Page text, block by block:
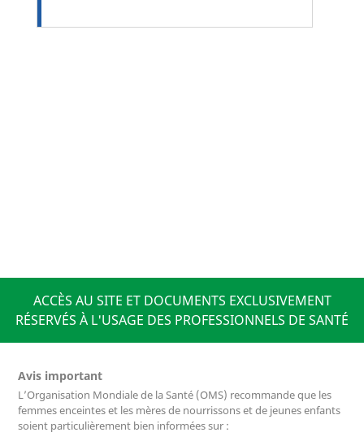
ACCÈS AU SITE ET DOCUMENTS EXCLUSIVEMENT
RÉSERVÉS À L'USAGE DES PROFESSIONNELS DE SANTÉ
Avis important
L’Organisation Mondiale de la Santé (OMS) recommande que les
femmes enceintes et les mères de nourrissons et de jeunes enfants
soient particulièrement bien informées sur :